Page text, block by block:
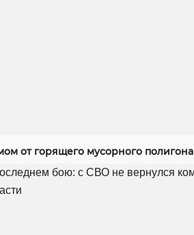
от горящего мусорного полигона